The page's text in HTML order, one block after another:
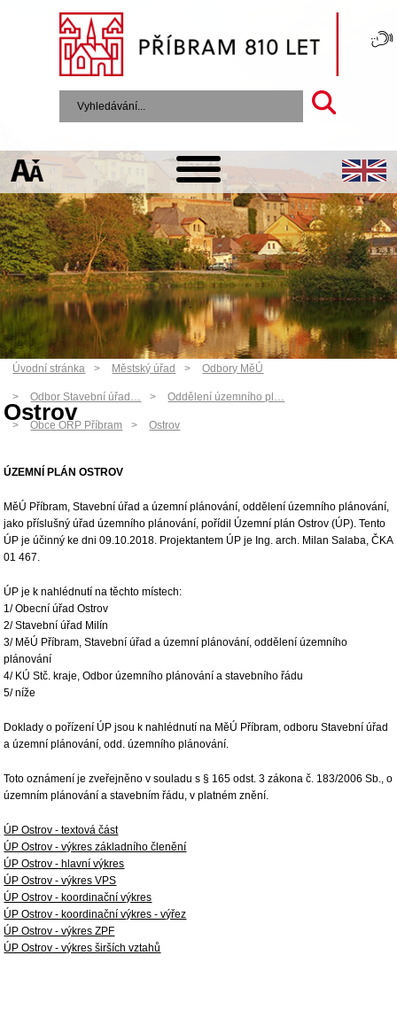
Úvodní stránka Městský úřad Odbory MěÚ
Odbor Stavební úřad… Oddělení územního pl…
Obce ORP Příbram Ostrov
Ostrov
ÚZEMNÍ PLÁN OSTROV
MěÚ Příbram, Stavební úřad a územní plánování, oddělení územního plánování,
jako příslušný úřad územního plánování, pořídil Územní plán Ostrov (ÚP). Tento
ÚP je účinný ke dni 09.10.2018. Projektantem ÚP je Ing. arch. Milan Salaba, ČKA
01 467.
ÚP je k nahlédnutí na těchto místech:
1/ Obecní úřad Ostrov
2/ Stavební úřad Milín
3/ MěÚ Příbram, Stavební úřad a územní plánování, oddělení územního
plánování
4/ KÚ Stč. kraje, Odbor územního plánování a stavebního řádu
5/ níže
Doklady o pořízení ÚP jsou k nahlédnutí na MěÚ Příbram, odboru Stavební úřad
a územní plánování, odd. územního plánování.
Toto oznámení je zveřejněno v souladu s § 165 odst. 3 zákona č. 183/2006 Sb., o
územním plánování a stavebním řádu, v platném znění.
ÚP Ostrov - textová část
ÚP Ostrov - výkres základního členění
ÚP Ostrov - hlavní výkres
ÚP Ostrov - výkres VPS
ÚP Ostrov - koordinační výkres
ÚP Ostrov - koordinační výkres - výřez
ÚP Ostrov - výkres ZPF
ÚP Ostrov - výkres širších vztahů